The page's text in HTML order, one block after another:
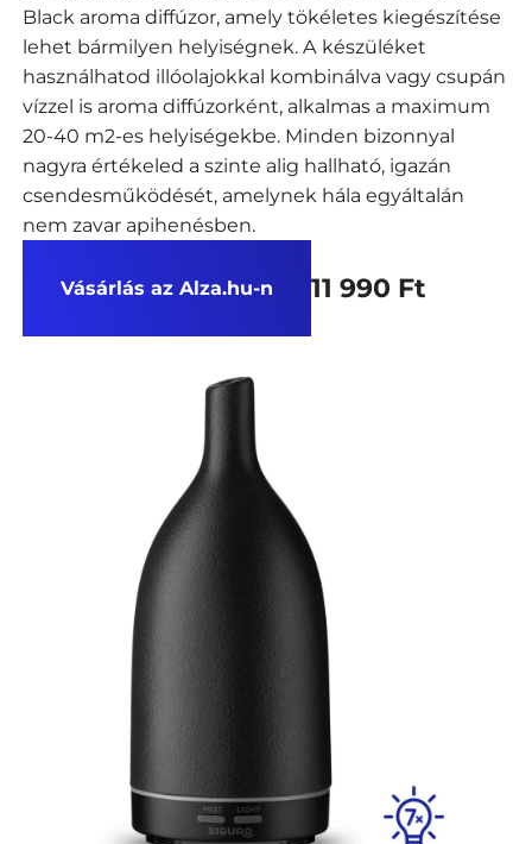
Black aroma diffúzor, amely tökéletes kiegészítése
lehet bármilyen helyiségnek. A készüléket
használhatod illóolajokkal kombinálva vagy csupán
vízzel is aroma diffúzorként, alkalmas a maximum
20-40 m2-es helyiségekbe. Minden bizonnyal
nagyra értékeled a szinte alig hallható, igazán
csendesműködését, amelynek hála egyáltalán
nem zavar apihenésben.
Vásárlás az Alza.hu-n 11 990 Ft